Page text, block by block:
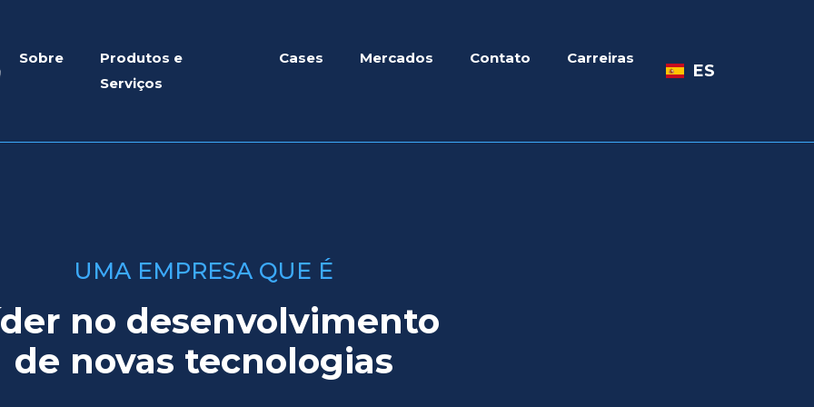
Sobre
Produtos e
Serviços
Cases Mercados Contato Carreiras
ES
UMA EMPRESA QUE É
no desenvolvimento
de novas tecnologias